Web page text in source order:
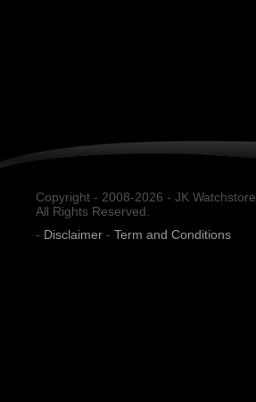
Copyright - 2008-2026 - JK Watchstore.
All Rights Reserved.
- Disclaimer - Term and Conditions